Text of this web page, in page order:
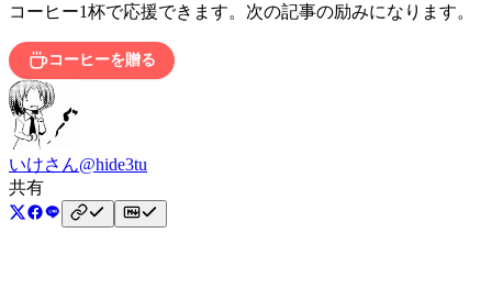
コーヒー1杯で応援できます。次の記事の励みになります。
コーヒーを贈る
いけさん@hide3tu
共有